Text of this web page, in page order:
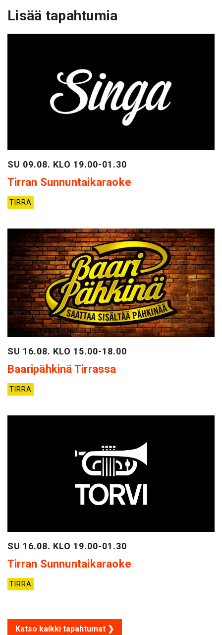
Lisää tapahtumia
SU 09.08. KLO 19.00-01.30
Tirran Sunnuntaikaraoke
TIRRA
SU 16.08. KLO 15.00-18.00
Baaripähkinä Tirrassa
TIRRA
SU 16.08. KLO 19.00-01.30
Tirran Sunnuntaikaraoke
TIRRA
Katso kaikki tapahtumat ❯